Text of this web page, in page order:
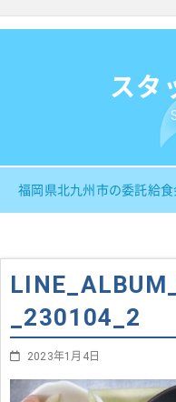
スタ
福岡県北九州市の委託給
_230104_2
2023年1月4日